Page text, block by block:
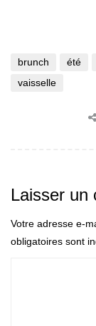
brunch été
vaisselle
Laisser un
Votre adresse e-
obligatoires sont